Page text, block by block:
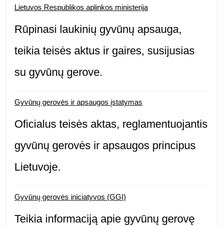
Lietuvos Respublikos aplinkos ministerija
Rūpinasi laukinių gyvūnų apsauga,
teikia teisės aktus ir gaires, susijusias
su gyvūnų gerove.
Gyvūnų gerovės ir apsaugos įstatymas
Oficialus teisės aktas, reglamentuojantis
gyvūnų gerovės ir apsaugos principus
Lietuvoje.
Gyvūnų gerovės iniciatyvos (GGI)
Teikia informaciją apie gyvūnų gerovę